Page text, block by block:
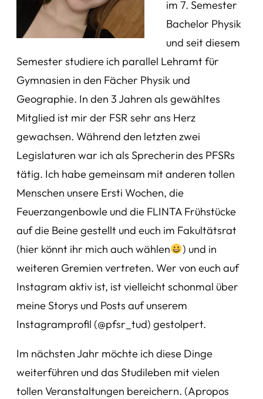
im 7. Semester
Bachelor Physik
und seit diesem
Semester studiere ich parallel Lehramt für
Gymnasien in den Fächer Physik und
Geographie. In den 3 Jahren als gewähltes
Mitglied ist mir der FSR sehr ans Herz
gewachsen. Während den letzten zwei
Legislaturen war ich als Sprecherin des PFSRs
tätig. Ich habe gemeinsam mit anderen tollen
Menschen unsere Ersti Wochen, die
Feuerzangenbowle und die FLINTA Frühstücke
auf die Beine gestellt und euch im Fakultätsrat
(hier könnt ihr mich auch wählen
) und in
weiteren Gremien vertreten. Wer von euch auf
Instagram aktiv ist, ist vielleicht schonmal über
meine Storys und Posts auf unserem
Instagramprofil (@pfsr_tud) gestolpert.
Im nächsten Jahr möchte ich diese Dinge
weiterführen und das Studileben mit vielen
tollen Veranstaltungen bereichern. (Apropos